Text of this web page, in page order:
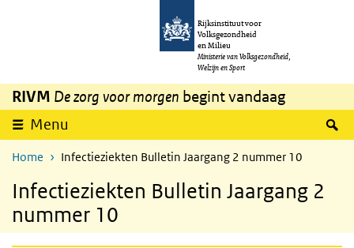
Overslaan en naar de inhoud gaan
Rijksinstituut voor
Volksgezondheid
en Milieu
Ministerie van Volksgezondheid,
Welzijn en Sport
RIVM De zorg voor morgen begint vandaag
Menu
Home Infectieziekten Bulletin Jaargang 2 nummer 10
Infectieziekten Bulletin Jaargang 2
nummer 10